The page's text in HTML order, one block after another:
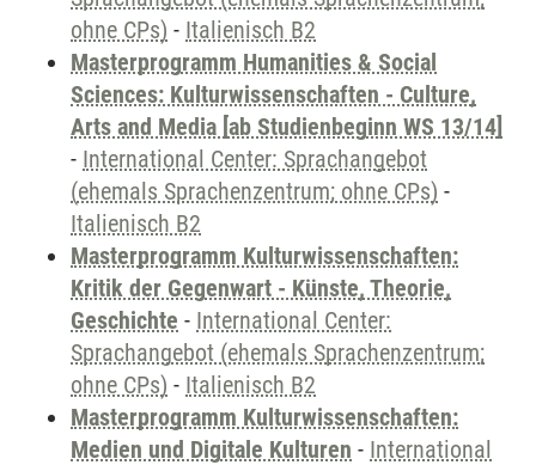
ohne CPs) - Italienisch B2
Masterprogramm Humanities & Social
Sciences: Kulturwissenschaften - Culture,
Arts and Media [ab Studienbeginn WS 13/14]
- International Center: Sprachangebot
(ehemals Sprachenzentrum; ohne CPs) -
Italienisch B2
Masterprogramm Kulturwissenschaften:
Kritik der Gegenwart - Künste, Theorie,
Geschichte - International Center:
Sprachangebot (ehemals Sprachenzentrum;
ohne CPs) - Italienisch B2
Masterprogramm Kulturwissenschaften:
Medien und Digitale Kulturen - International